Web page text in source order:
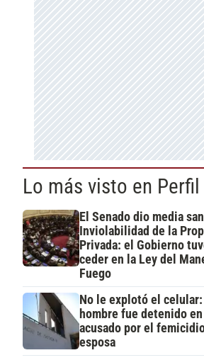
Lo más visto en Perfil
El Senado dio media
Inviolabilidad de la
Privada: el Gobierno
ceder en la Ley del
Fuego
No le explotó el celular:
hombre fue detenido
acusado por el
esposa